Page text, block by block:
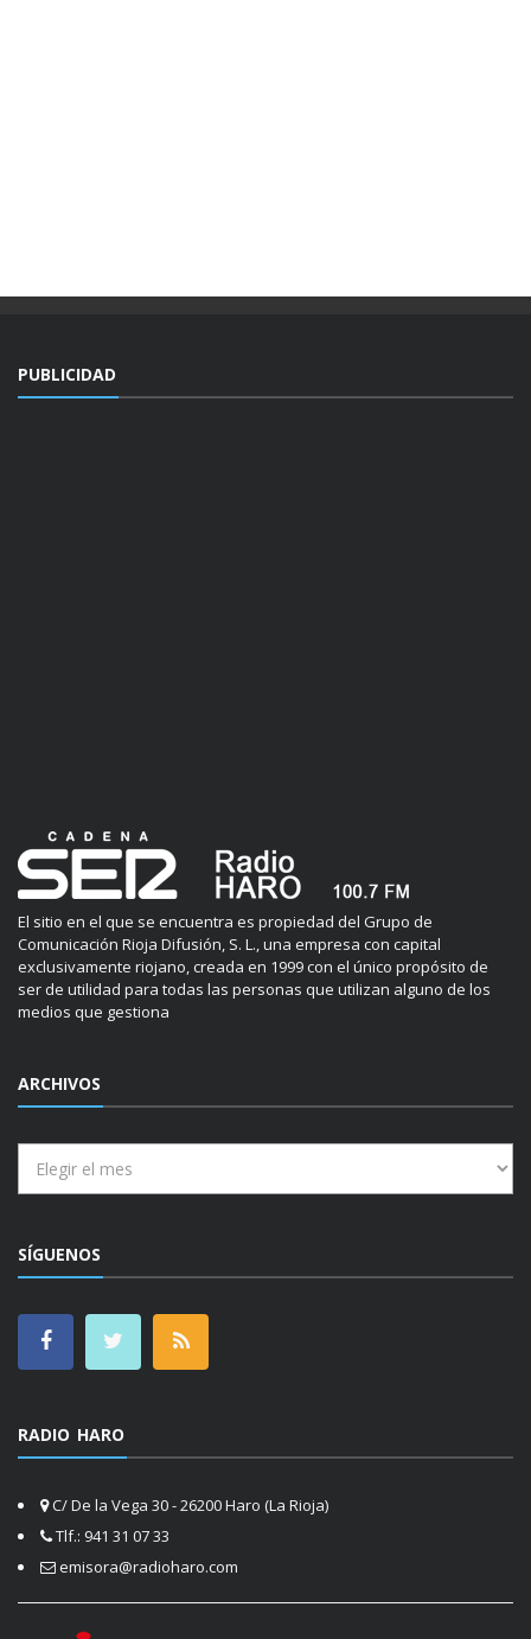
PUBLICIDAD
El sitio en el que se encuentra es propiedad del Grupo de
Comunicación Rioja Difusión, S. L., una empresa con capital
exclusivamente riojano, creada en 1999 con el único propósito de
ser de utilidad para todas las personas que utilizan alguno de los
medios que gestiona
ARCHIVOS
SÍGUENOS
RADIO HARO
C/ De la Vega 30 - 26200 Haro (La Rioja)
Tlf.: 941 31 07 33
emisora@radioharo.com